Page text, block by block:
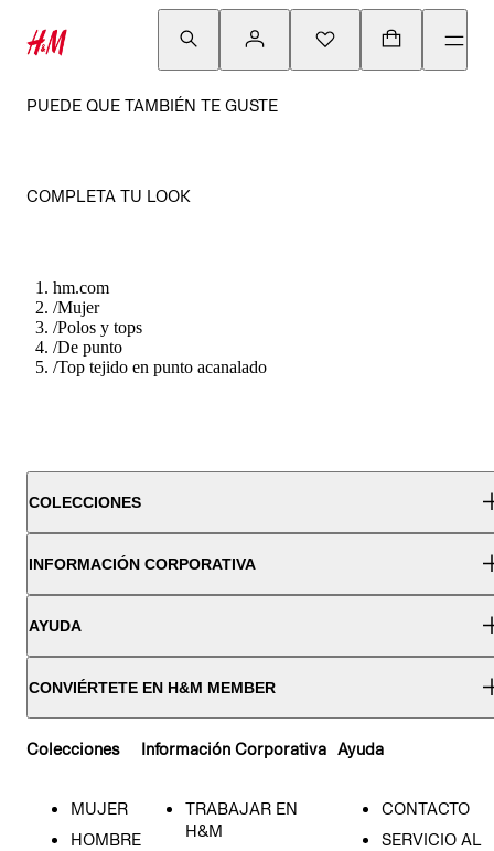
PUEDE QUE TAMBIÉN TE GUSTE
COMPLETA TU LOOK
hm.com
/Mujer
/Polos y tops
/De punto
/Top tejido en punto acanalado
COLECCIONES
INFORMACIÓN CORPORATIVA
AYUDA
CONVIÉRTETE EN H&M MEMBER
Colecciones
MUJER
HOMBRE
Información Corporativa
TRABAJAR EN
H&M
Ayuda
CONTACTO
SERVICIO AL